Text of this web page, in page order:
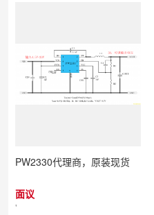
PW2330代理商，原装现货
面议
'